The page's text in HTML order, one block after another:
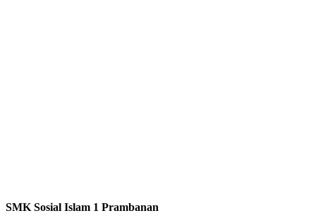
SMK Sosial Islam 1 Prambanan